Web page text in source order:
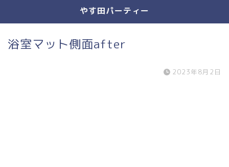
やす田パーティー
浴室マット側面after
2023年8月2日